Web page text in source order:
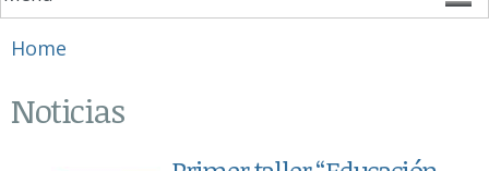
You are here
Home
Noticias